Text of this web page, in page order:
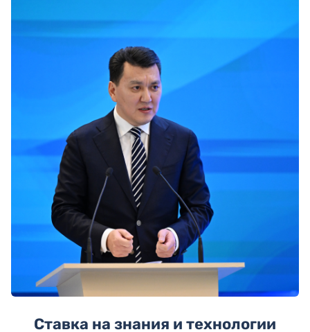
Ставка на знания и технологии